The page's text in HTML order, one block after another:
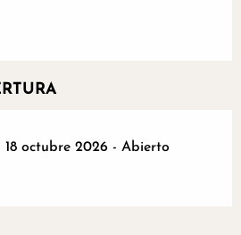
18 octubre 2026 - Abierto